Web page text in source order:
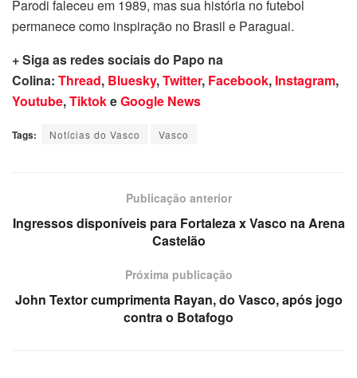
Parodi faleceu em 1989, mas sua história no futebol
permanece como inspiração no Brasil e Paraguai.
+ Siga as redes sociais do Papo na
Colina: Thread, Bluesky,Twitter, Facebook, Instagram,
Youtube,TiktokeGoogle News
Tags: Notícias do Vasco Vasco
Publicação anterior
Ingressos disponíveis para Fortaleza x Vasco na Arena
Castelão
Próxima publicação
John Textor cumprimenta Rayan, do Vasco, após jogo
contra o Botafogo